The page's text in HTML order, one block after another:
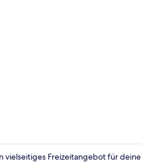
vielseitiges Freizeitangebot für